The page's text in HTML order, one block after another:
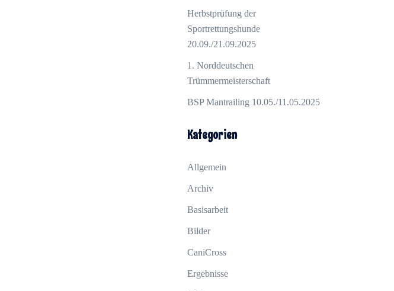
Herbstprüfung der
Sportrettungshunde
20.09./21.09.2025
1. Norddeutschen
Trümmermeisterschaft
BSP Mantrailing 10.05./11.05.2025
Kategorien
Allgemein
Archiv
Basisarbeit
Bilder
CaniCross
Ergebnisse